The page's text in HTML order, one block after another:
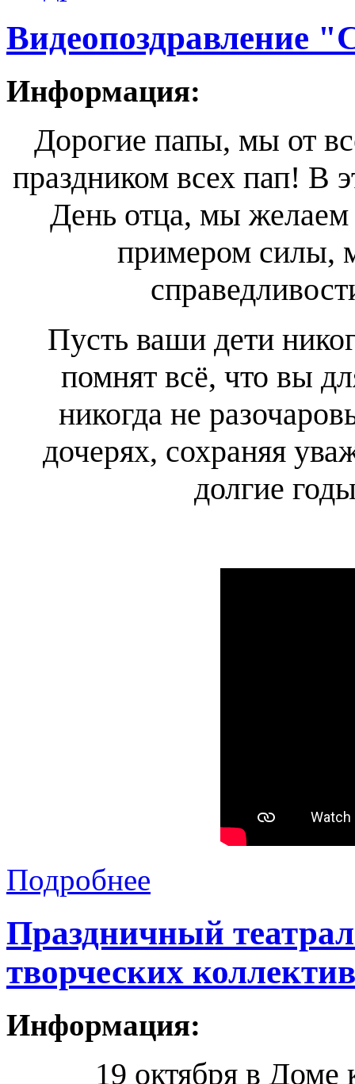
Видеопоздравление
Информация:
Дорогие папы, мы от
праздником всех пап! В
День отца, мы желаем
примером силы,
Пусть ваши дети
помнят всё, что вы
никогда не
дочерях, сохраняя
долгие
Подробнее
Праздничный
творческих
Информация:
19 октября в Доме